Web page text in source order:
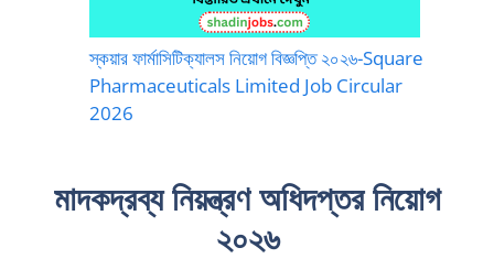
স্কয়ার ফার্মাসিটিক্যালস নিয়োগ বিজ্ঞপ্তি ২০২৬-Square
Pharmaceuticals Limited Job Circular
2026
মাদকদ্রব্য নিয়ন্ত্রণ অধিদপ্তর নিয়োগ
২০২৬